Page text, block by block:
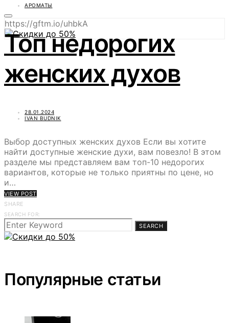
https://gftm.io/uhbkA
АРОМАТЫ
Топ недорогих
женских духов
28.01.2024
IVAN BUDNIK
Выбор доступных женских духов Если вы хотите
найти доступные женские духи, вам повезло! В этом
разделе мы представляем вам топ-10 недорогих
вариантов, которые не только приятны по цене, но
и…
VIEW POST
SHARE
SEARCH FOR:
SEARCH
Популярные статьи